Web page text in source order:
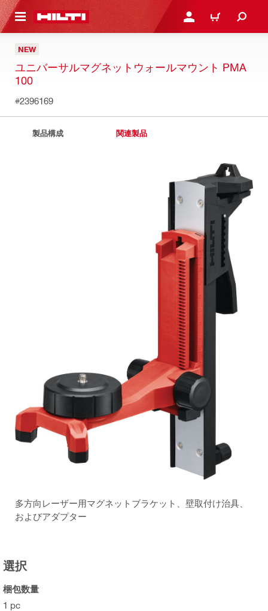
内容を表示 ログイン・新規オンライ
カート
NEW
ユニバーサルマグネットウォールマウント PMA
100
#2396169
製品構成 関連製品
多方向レーザー用マグネットブラケット、壁取付け治具、
およびアダプター
選択
梱包数量
1 pc